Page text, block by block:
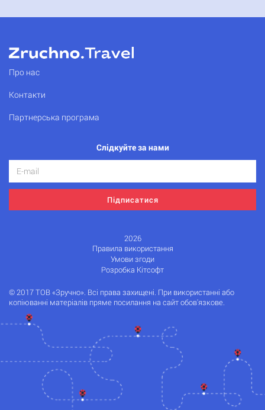
Про нас
Контакти
Партнерська програма
Слідкуйте за нами
Підписатися
2026
Правила використання
Умови згоди
Розробка Кітсофт
© 2017 ТОВ «Зручно». Всі права захищені. При використанні або
копіюванні матеріалів пряме посилання на сайт обов'язкове.